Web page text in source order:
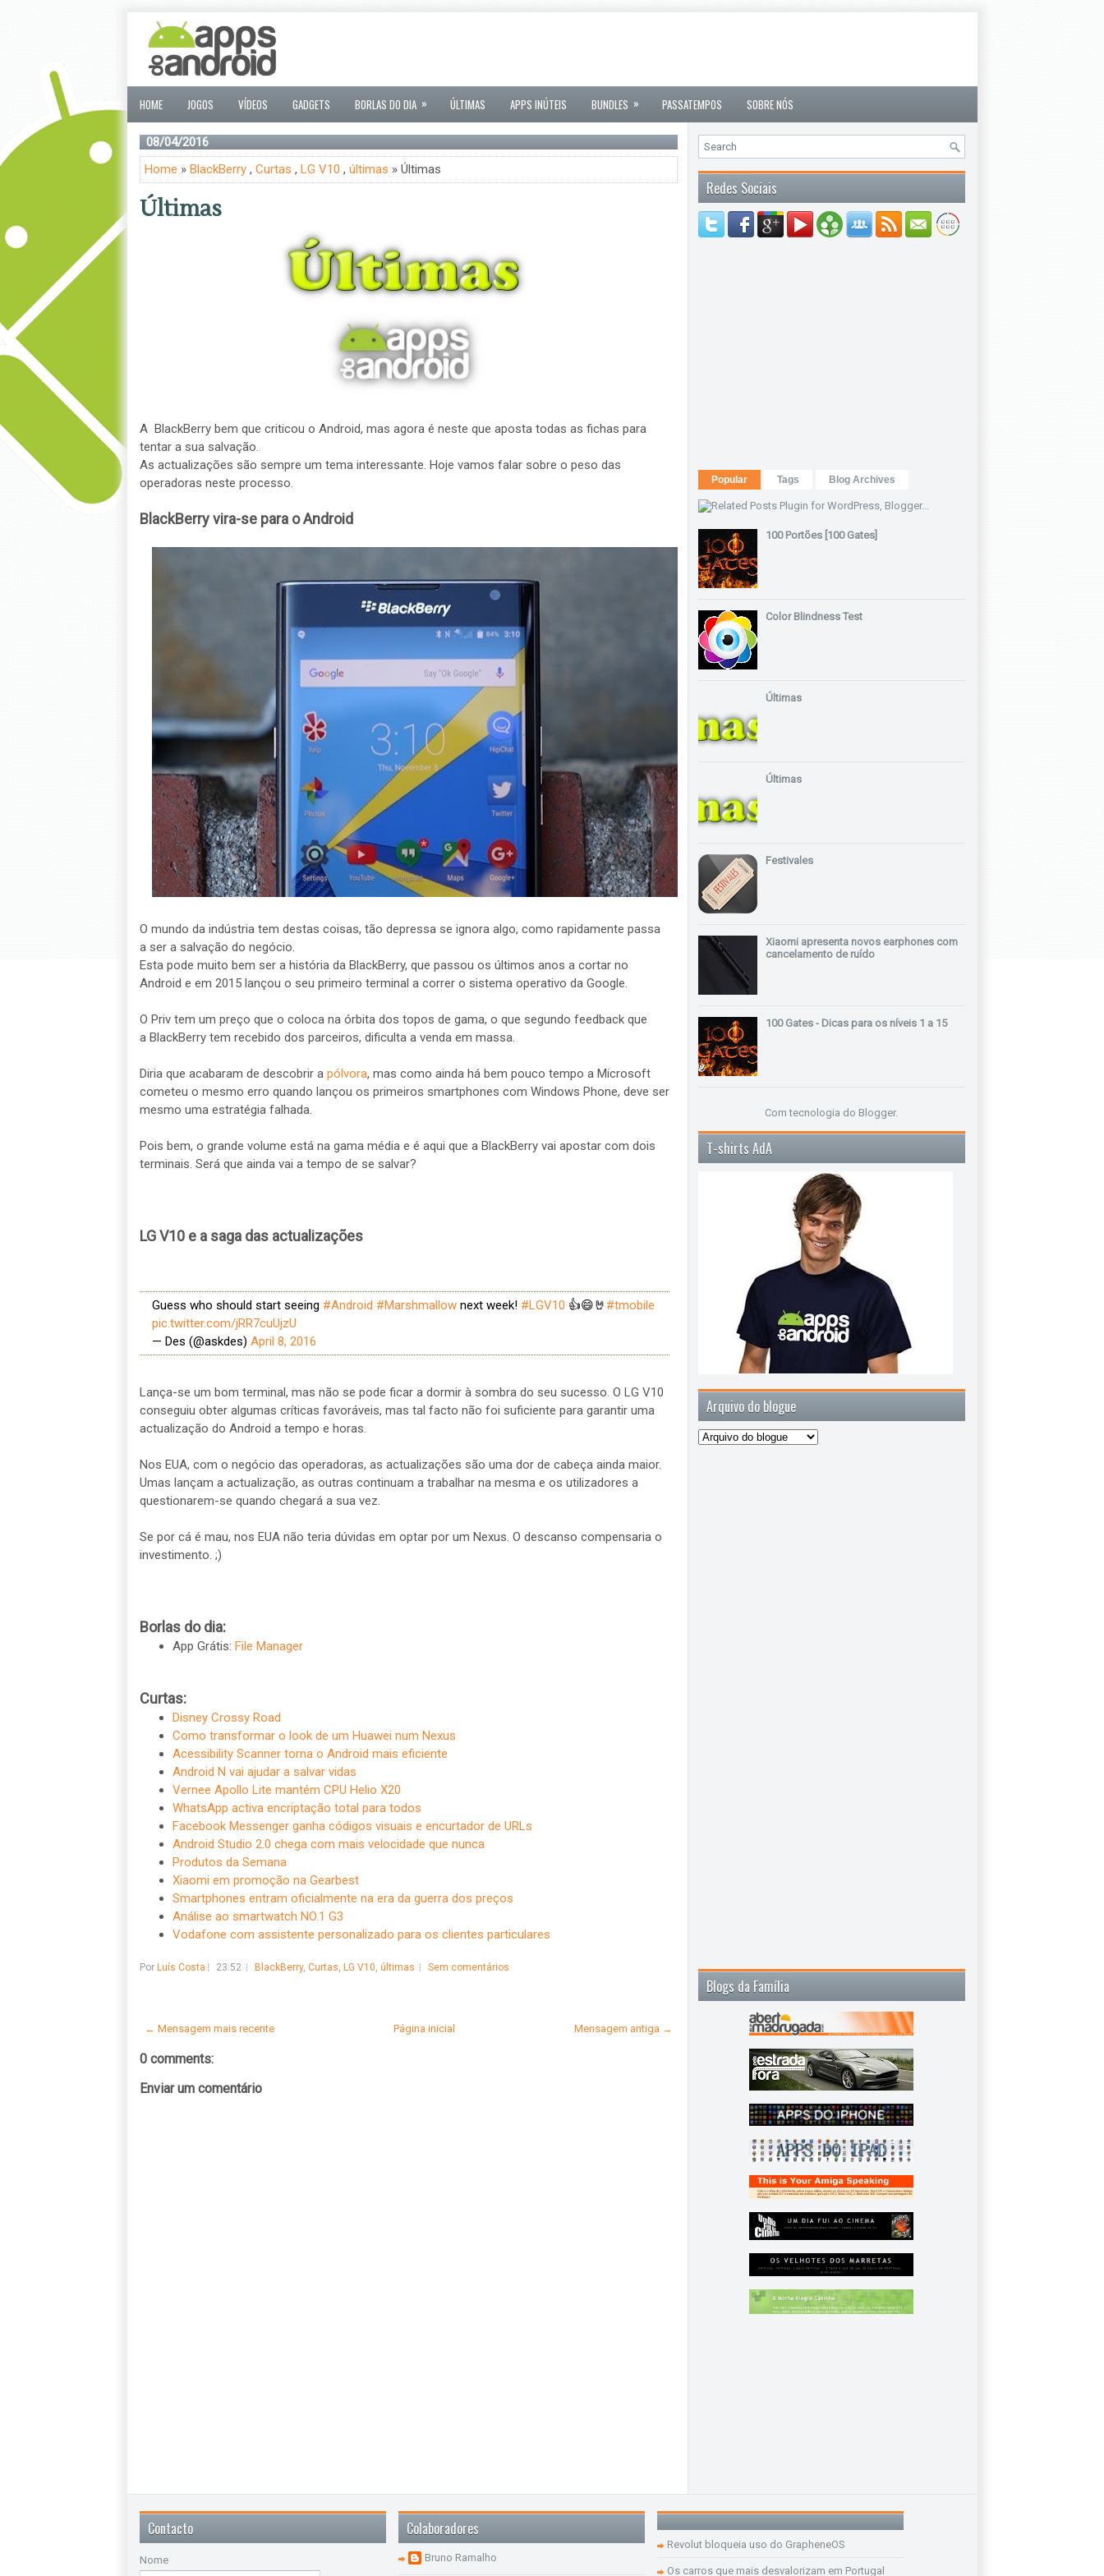
HOME JOGOS VÍDEOS GADGETS BORLAS DO DIA » ÚLTIMAS APPS INÚTEIS BUNDLES » PASSATEMPOS SOBRE NÓS
08/04/2016
Home » BlackBerry, Curtas , LG V10 , últimas » Últimas
Últimas
A BlackBerry bem que criticou o Android, mas agora é neste que aposta todas as fichas para
tentar a sua salvação.
As actualizações são sempre um tema interessante. Hoje vamos falar sobre o peso das
operadoras neste processo.
BlackBerry vira-se para o Android
O mundo da indústria tem destas coisas, tão depressa se ignora algo, como rapidamente passa
a ser a salvação do negócio.
Esta pode muito bem ser a história da BlackBerry, que passou os últimos anos a cortar no
Android e em 2015 lançou o seu primeiro terminal a correr o sistema operativo da Google.
O Priv tem um preço que o coloca na órbita dos topos de gama, o que segundo feedback que
a BlackBerry tem recebido dos parceiros, dificulta a venda em massa.
Diria que acabaram de descobrir a pólvora, mas como ainda há bem pouco tempo a Microsoft
cometeu o mesmo erro quando lançou os primeiros smartphones com Windows Phone, deve ser
mesmo uma estratégia falhada.
Pois bem, o grande volume está na gama média e é aqui que a BlackBerry vai apostar com dois
terminais. Será que ainda vai a tempo de se salvar?
LG V10 e a saga das actualizações
Guess who should start seeing #Android #Marshmallownext week! #LGV10 👍😄🤘 #tmobile
pic.twitter.com/jRR7cuUjzU
— Des (@askdes) April 8, 2016
Lança-se um bom terminal, mas não se pode ficar a dormir à sombra do seu sucesso. O LG V10
conseguiu obter algumas críticas favoráveis, mas tal facto não foi suficiente para garantir uma
actualização do Android a tempo e horas.
Nos EUA, com o negócio das operadoras, as actualizações são uma dor de cabeça ainda maior.
Umas lançam a actualização, as outras continuam a trabalhar na mesma e os utilizadores a
questionarem-se quando chegará a sua vez.
Se por cá é mau, nos EUA não teria dúvidas em optar por um Nexus. O descanso compensaria o
investimento. ;)
Borlas do dia:
App Grátis: File Manager
Curtas:
Disney Crossy Road
Como transformar o look de um Huawei num Nexus
Acessibility Scanner torna o Android mais eficiente
Android N vai ajudar a salvar vidas
Vernee Apollo Lite mantém CPU Helio X20
WhatsApp activa encriptação total para todos
Facebook Messenger ganha códigos visuais e encurtador de URLs
Android Studio 2.0 chega com mais velocidade que nunca
Produtos da Semana
Xiaomi em promoção na Gearbest
Smartphones entram oficialmente na era da guerra dos preços
Análise ao smartwatch NO.1 G3
Vodafone com assistente personalizado para os clientes particulares
Por Luís Costa 23:52 BlackBerry, Curtas LG V10 últimas Sem comentários
← Mensagem mais recente Mensagem antiga →
Página inicial
0 comments:
Enviar um comentário
Redes Sociais
Popular Tags Blog Archives
100 Portões [100 Gates]
Color Blindness Test
Últimas
Últimas
Festivales
Xiaomi apresenta novos earphones com
cancelamento de ruído
100 Gates - Dicas para os níveis 1 a 15
Com tecnologia do Blogger.
T-shirts AdA
Arquivo do blogue
Blogs da Família
Contacto
Nome
Colaboradores
Bruno Ramalho
Revolut bloqueia uso do GrapheneOS
Os carros que mais desvalorizam em Portugal